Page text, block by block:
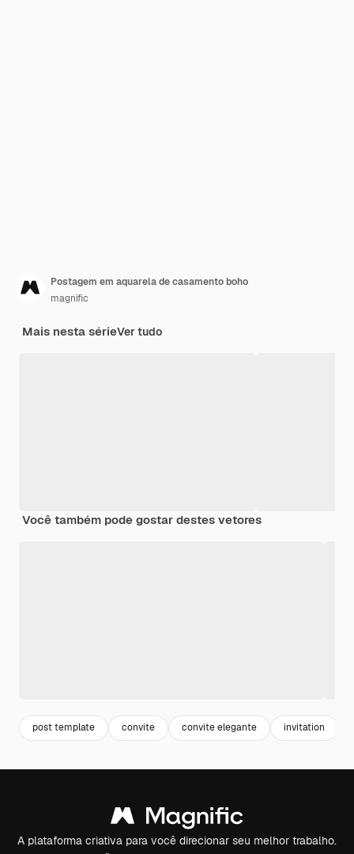
Postagem em aquarela de casamento boho
magnific
Mais nesta sérieVer tudo
Você também pode gostar destes vetores
post template convite convite elegante invitation
A plataforma criativa para você direcionar seu melhor trabalho.